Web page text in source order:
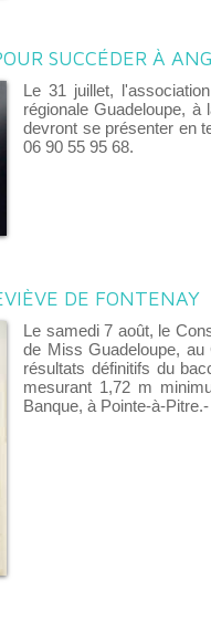
SUCCÉDER À
Le 31 juillet,
régionale Guadeloupe,
devront se présenter en
06 90 55 95 68.
DE FONTENAY
Le samedi 7 août, le
de Miss Guadeloupe,
résultats définitifs du
mesurant 1,72 m
Banque, à Pointe-à-